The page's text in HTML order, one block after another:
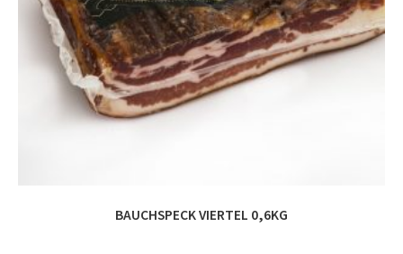
BAUCHSPECK VIERTEL 0,6KG